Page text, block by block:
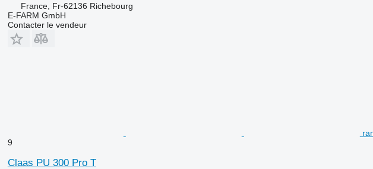
France, Fr-62136 Richebourg
E-FARM GmbH
Contacter le vendeur
9
Claas PU 300 Pro T